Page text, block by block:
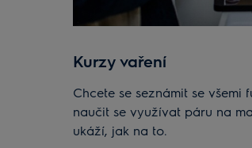
Kurzy vaření
Chcete se seznámit se všemi
naučit se využívat páru na
ukáží, jak na to.